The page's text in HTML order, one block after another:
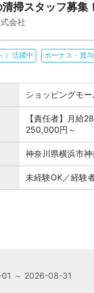
掃スタッフ募集
会社
）活躍中 ボーナス・賞
ショッピングモ
【責任者】月給
250,000円～
神奈川県横浜市
未経験OK／経験
～ 2026-08-31